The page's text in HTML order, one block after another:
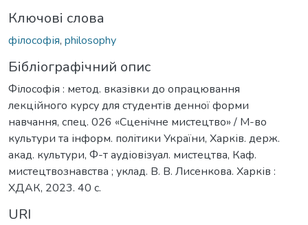
Ключові слова
філософія, philosophy
Бібліографічний опис
Філософія : метод. вказівки до опрацювання
лекційного курсу для студентів денної форми
навчання, спец. 026 «Сценічне мистецтво» / М-во
культури та інформ. політики України, Харків. держ.
акад. культури, Ф-т аудіовізуал. мистецтва, Каф.
мистецтвознавства ; уклад. В. В. Лисенкова. Харків :
ХДАК, 2023. 40 с.
URI